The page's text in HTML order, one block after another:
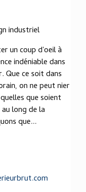
industriel
un coup d'oeil à
indéniable dans
Que ce soit dans
on ne peut nier
que soient
long de la
que...